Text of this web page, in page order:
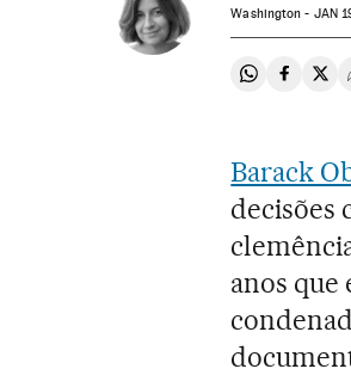
Washington - JAN
Compartir
Barack
decisões
anos